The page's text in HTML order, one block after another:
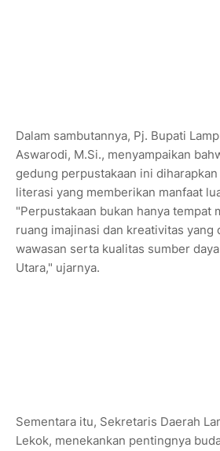
Dalam sambutannya, Pj. Bupati
Aswarodi, M.Si., menyampaikan
gedung perpustakaan ini
literasi yang memberikan manfaat
"Perpustakaan bukan hanya tempat
ruang imajinasi dan kreativitas yang
wawasan serta kualitas sumber
Utara," ujarnya.
Sementara itu, Sekretaris Daerah
Lekok, menekankan pentingnya